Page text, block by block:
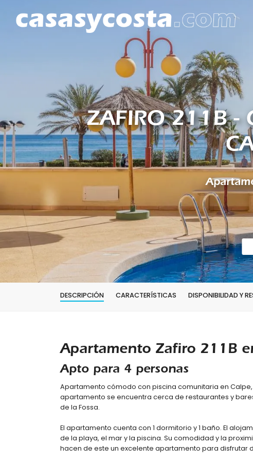
ZAFIRO 211B -
DESCRIPCIÓN CARACTERÍSTICAS DISPONIBILIDAD Y
Apartamento Zafiro 211B
Apto para 4 personas
Apartamento cómodo con piscina comunitaria en Calpe,
apartamento se encuentra cerca de restaurantes y
de la Fossa.
El apartamento cuenta con 1 dormitorio y 1 baño. El
de la playa, el mar y la piscina. Su comodidad y la
hacen de este un excelente apartamento para disfrutar